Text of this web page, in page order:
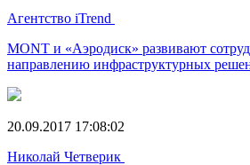
Агентство iTrend
MONT и «Аэродиск» развивают
направлению инфраструктурных
20.09.2017 17:08:02
Николай Четверик